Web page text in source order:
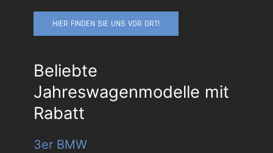
HIER FINDEN SIE UNS VOR ORT!
Beliebte
Jahreswagenmodelle mit
Rabatt
3er BMW